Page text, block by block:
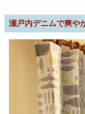
瀬戸内デニムで爽や